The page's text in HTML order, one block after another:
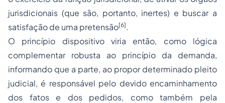
jurisdicionais (que são, portanto, inertes) e buscar a
satisfação de uma pretensão[6].
O princípio dispositivo viria então, como lógica
complementar robusta ao princípio da demanda,
informando que a parte, ao propor determinado pleito
judicial, é responsável pelo devido encaminhamento
dos fatos e dos pedidos, como também pela